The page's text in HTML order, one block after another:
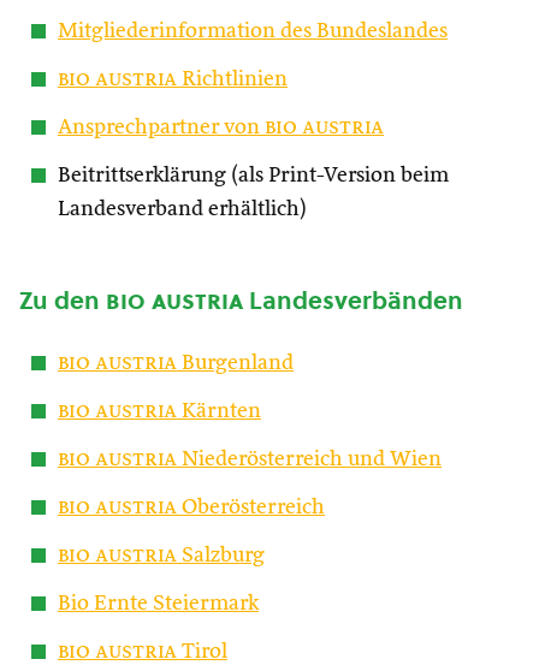
Mitgliederinformation des Bundeslandes
bio austria Richtlinien
Ansprechpartner von bio austria
Beitrittserklärung (als Print-Version beim
Landesverband erhältlich)
Zu den bio austria Landesverbänden
bio austria Burgenland
bio austria Kärnten
bio austria Niederösterreich und Wien
bio austria Oberösterreich
bio austria Salzburg
Bio Ernte Steiermark
bio austria Tirol